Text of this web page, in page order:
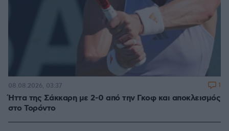
Ήττα της Σάκκαρη με 2-0 από την Γκοφ και αποκλεισμός
στο Τορόντο
08.08.2026, 03:37 1